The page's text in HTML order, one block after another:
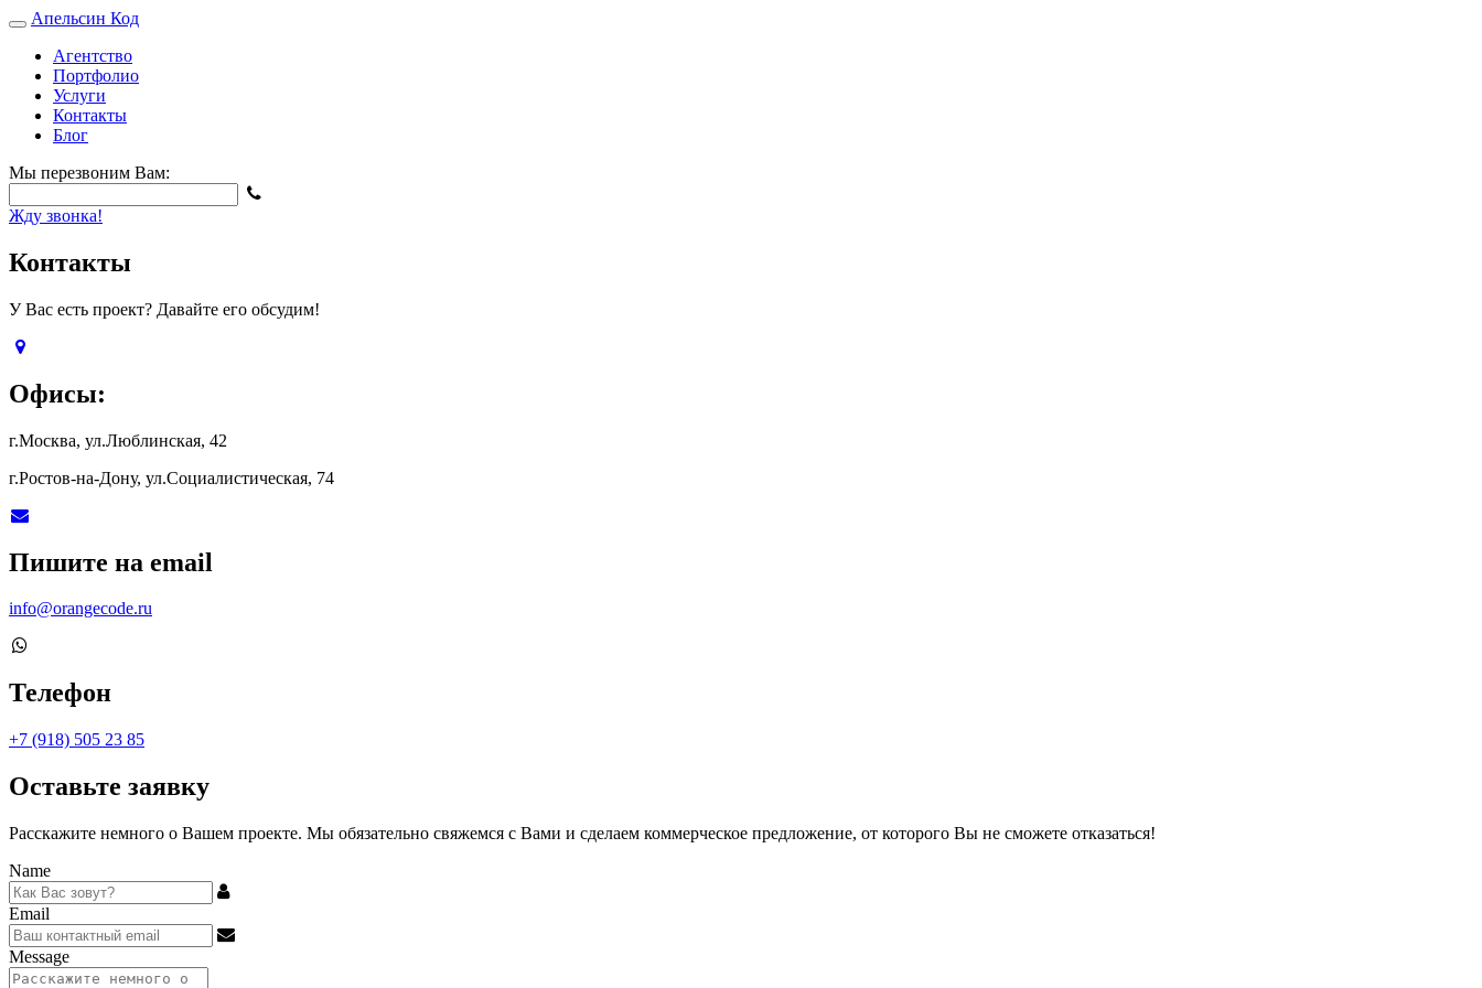
Апельсин Код
Агентство
Портфолио
Услуги
Контакты
Блог
Мы перезвоним Вам:
Жду звонка!
Контакты
У Вас есть проект? Давайте его обсудим!
Офисы:
г.Москва, ул.Люблинская, 42
г.Ростов-на-Дону, ул.Социалистическая, 74
Пишите на email
info@orangecode.ru
Телефон
+7 (918) 505 23 85
Оставьте заявку
Расскажите немного о Вашем проекте. Мы обязательно свяжемся с Вами и сделаем коммерческое предложение, от которого Вы не сможете отказаться!
Name
Email
Message